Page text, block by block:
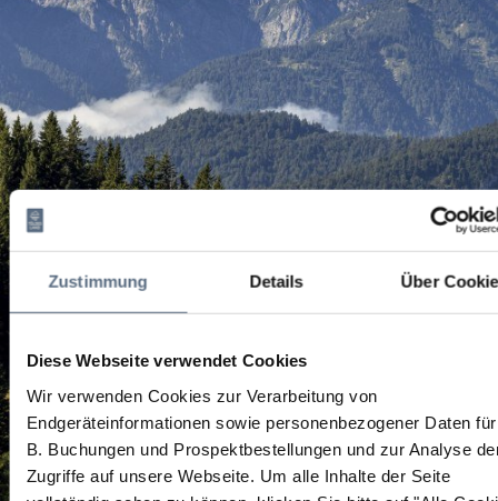
Zustimmung Details Über
Diese Webseite verwendet Cookies
Wir verwenden Cookies zur Verarbeitung von
Endgeräteinformationen sowie personenbezogener Daten
B. Buchungen und Prospektbestellungen und zur Analyse
Zugriffe auf unsere Webseite.
Um alle Inhalte der Seite